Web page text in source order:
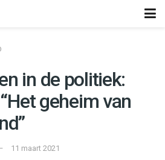
in de politiek:
geheim van
11 maart 2021